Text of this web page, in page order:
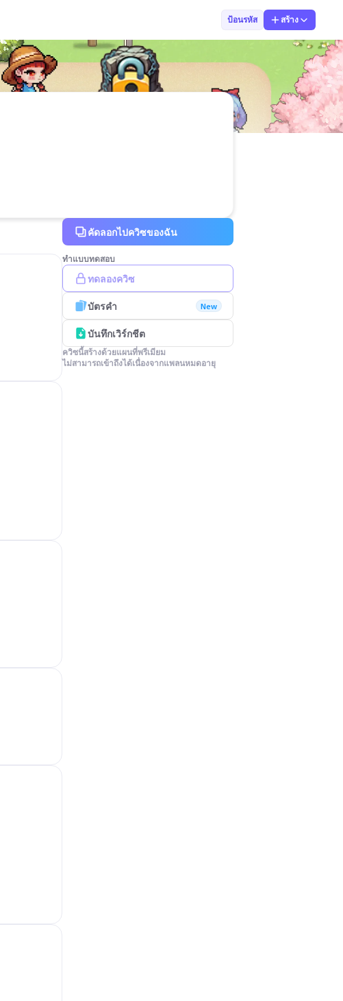
ป้อนรหัส สร้าง
คัดลอกไปควิซของฉัน
ทำแบบทดสอบ
ทดลองควิซ
บัตรคำ New
บันทึกเวิร์กชีต
ควิซนี้สร้างด้วยแผนที่พรีเมียม
ไม่สามารถเข้าถึงได้เนื่องจากแพลนหมดอายุ